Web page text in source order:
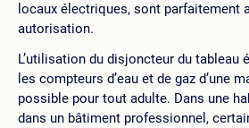
locaux électriques, sont parfaitement
autorisation.
L’utilisation du disjoncteur du tableau
les compteurs d’eau et de gaz d’une
possible pour tout adulte. Dans une
dans un bâtiment professionnel,